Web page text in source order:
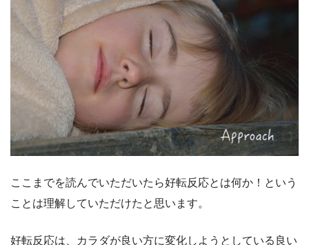
ここまでを読んでいただいたら好転反応とは何か！という
ことは理解していただけたと思います。
好転反応は、カラダが良い方に変化しようとしている良い